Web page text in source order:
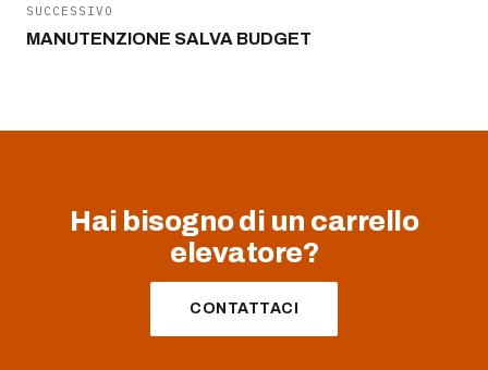
SUCCESSIVO
MANUTENZIONE SALVA BUDGET
Hai bisogno di un carrello
elevatore?
CONTATTACI